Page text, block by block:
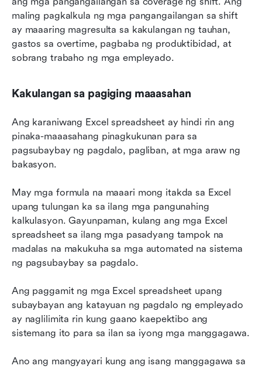
maling pagkalkula ng mga pangangailangan sa shift
ay maaaring magresulta sa kakulangan ng tauhan,
gastos sa overtime, pagbaba ng produktibidad, at
sobrang trabaho ng mga empleyado.
Kakulangan sa pagiging maaasahan
Ang karaniwang Excel spreadsheet ay hindi rin ang
pinaka-maaasahang pinagkukunan para sa
pagsubaybay ng pagdalo, pagliban, at mga araw ng
bakasyon.
May mga formula na maaari mong itakda sa Excel
upang tulungan ka sa ilang mga pangunahing
kalkulasyon. Gayunpaman, kulang ang mga Excel
spreadsheet sa ilang mga pasadyang tampok na
madalas na makukuha sa mga automated na sistema
ng pagsubaybay sa pagdalo.
Ang paggamit ng mga Excel spreadsheet upang
subaybayan ang katayuan ng pagdalo ng empleyado
ay naglilimita rin kung gaano kaepektibo ang
sistemang ito para sa ilan sa iyong mga manggagawa.
Ano ang mangyayari kung ang isang manggagawa sa